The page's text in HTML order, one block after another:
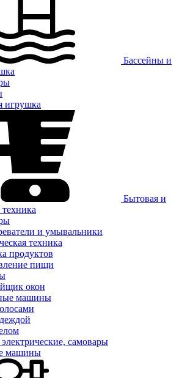
Бассейны и
игрушка
Бытовая и
и умывальники
техника
продуктов
пищи
окон
машины
самовары
машины